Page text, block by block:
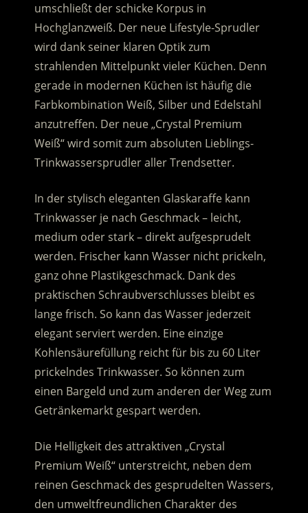
umschließt der schicke Korpus in
Hochglanzweiß. Der neue Lifestyle-Sprudler
wird dank seiner klaren Optik zum
strahlenden Mittelpunkt vieler Küchen. Denn
gerade in modernen Küchen ist häufig die
Farbkombination Weiß, Silber und Edelstahl
anzutreffen. Der neue „Crystal Premium
Weiß“ wird somit zum absoluten Lieblings-
Trinkwassersprudler aller Trendsetter.
In der stylisch eleganten Glaskaraffe kann
Trinkwasser je nach Geschmack – leicht,
medium oder stark – direkt aufgesprudelt
werden. Frischer kann Wasser nicht prickeln,
ganz ohne Plastikgeschmack. Dank des
praktischen Schraubverschlusses bleibt es
lange frisch. So kann das Wasser jederzeit
elegant serviert werden. Eine einzige
Kohlensäurefüllung reicht für bis zu 60 Liter
prickelndes Trinkwasser. So können zum
einen Bargeld und zum anderen der Weg zum
Getränkemarkt gespart werden.
Die Helligkeit des attraktiven „Crystal
Premium Weiß“ unterstreicht, neben dem
reinen Geschmack des gesprudelten Wassers,
den umweltfreundlichen Charakter des